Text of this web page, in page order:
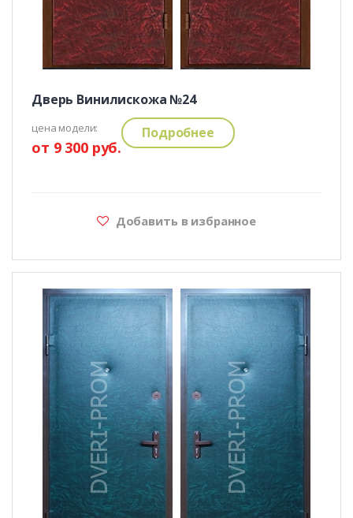
Дверь Винилискожа №24
цена модели:
от 9 300 руб.
Подробнее
Добавить в избранное